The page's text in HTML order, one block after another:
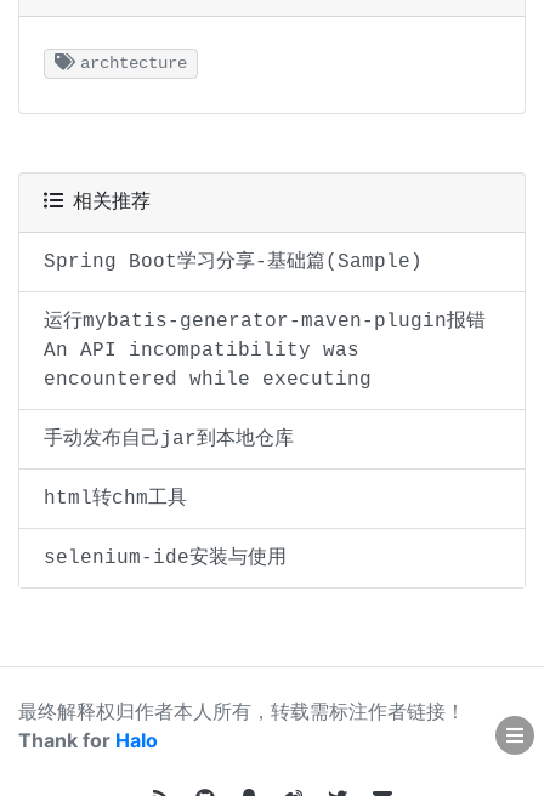
archtecture
相关推荐
Spring Boot学习分享-基础篇(Sample)
运行mybatis-generator-maven-plugin报错
An API incompatibility was
encountered while executing
手动发布自己jar到本地仓库
html转chm工具
selenium-ide安装与使用
最终解释权归作者本人所有，转载需标注作者链接！
Thank for Halo